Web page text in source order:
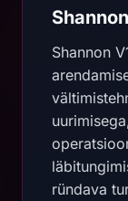
Shannon
ründava